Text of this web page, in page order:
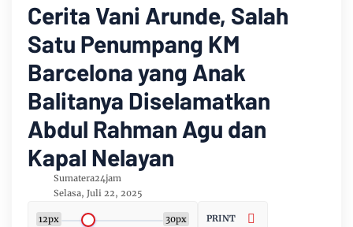
Cerita Vani Arunde, Salah
Satu Penumpang KM
Barcelona yang Anak
Balitanya Diselamatkan
Abdul Rahman Agu dan
Kapal Nelayan
Sumatera24jam
Selasa, Juli 22, 2025
12px 30px PRINT